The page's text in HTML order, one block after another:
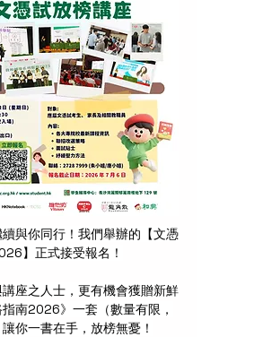
與你同行！我們舉辦的【文憑
】正式接受報名！
講座之人士，更有機會獲贈新鮮
南2026》一套（數量有限，
你一書在手，放榜無憂！